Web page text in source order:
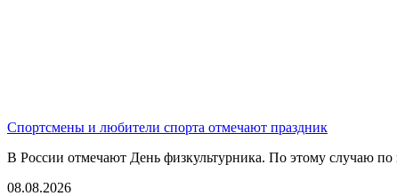
Спортсмены и любители спорта отмечают праздник
В России отмечают День физкультурника. По этому случаю по
08.08.2026